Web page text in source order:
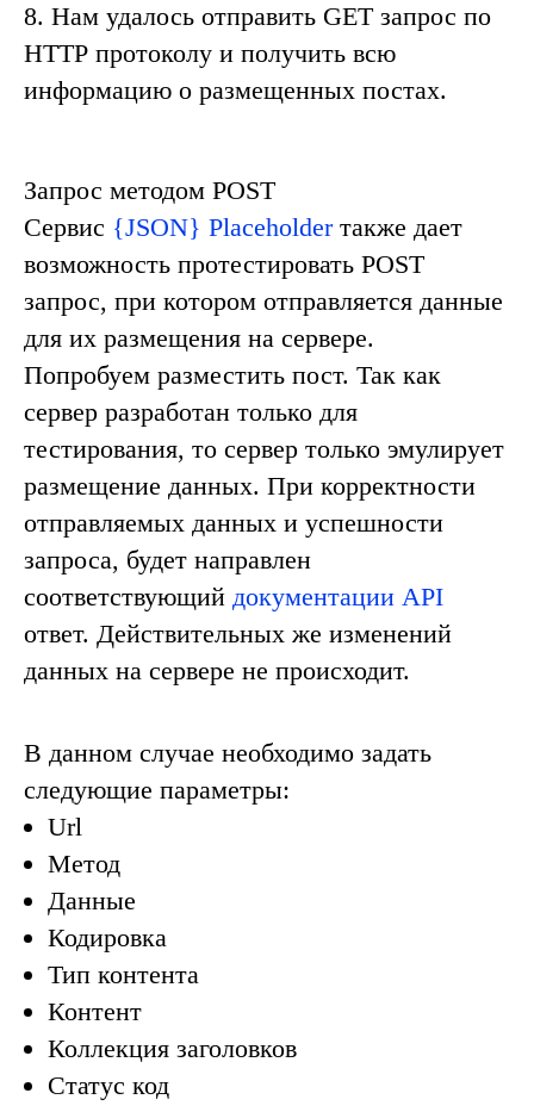
8. Нам удалось отправить GET запрос по
HTTP протоколу и получить всю
информацию о размещенных постах.
Запрос методом POST
Сервис {JSON} Placeholderтакже дает
возможность протестировать POST
запрос, при котором отправляется данные
для их размещения на сервере.
Попробуем разместить пост. Так как
сервер разработан только для
тестирования, то сервер только эмулирует
размещение данных. При корректности
отправляемых данных и успешности
запроса, будет направлен
соответствующий документации API
ответ. Действительных же изменений
данных на сервере не происходит.
В данном случае необходимо задать
следующие параметры:
Url
Метод
Данные
Кодировка
Тип контента
Контент
Коллекция заголовков
Статус код